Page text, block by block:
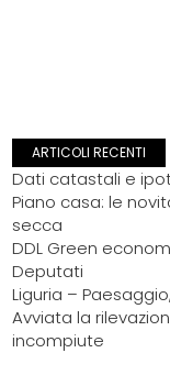
ARTICOLI RECENTI
Dati catastali e
Piano casa: le
secca
DDL Green
Deputati
Liguria –
Avviata la
incompiute